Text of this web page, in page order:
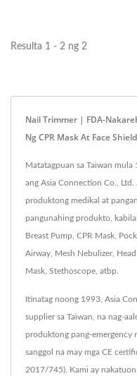
Resulta 1 - 2 ng 2
Nail Trimmer | FDA-
Ng CPR Mask At Face
Matatagpuan sa Taiwan mula
ang Asia Connection Co., Ltd.
produktong medikal at
pangunahing produkto,
Breast Pump, CPR Mask,
Airway, Mesh Nebulizer,
Mask, Stethoscope, atbp.
Itinatag noong 1993, Asia
supplier sa Taiwan, na nag-
produktong pang-emergency
sanggol na may mga CE
2017/745). Kami ay